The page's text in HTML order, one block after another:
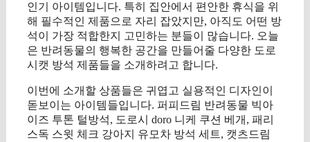
인기 아이템입니다. 특히 집안에서 편안한 휴식을 위
해 필수적인 제품으로 자리 잡았지만, 아직도 어떤 방
석이 가장 적합한지 고민하는 분들이 많습니다. 오늘
은 반려동물의 행복한 공간을 만들어줄 다양한 도로
시캣 방석 제품들을 소개하려고 합니다.
이번에 소개할 상품들은 귀엽고 실용적인 디자인이
돋보이는 아이템들입니다. 퍼피드림 반려동물 빅아
이즈 투톤 털방석, 도로시 doro 니케 쿠션 베개, 패리
스독 스윗 체크 강아지 유모차 방석 세트, 캣츠드림